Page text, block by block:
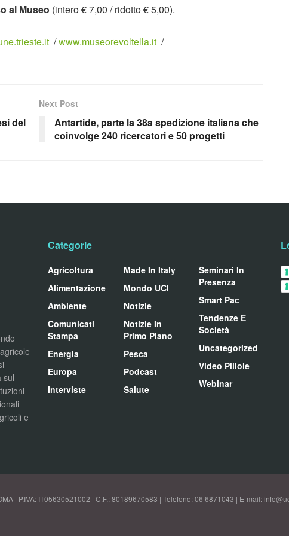
al Museo (intero € 7,00 / ridotto € 5,00).
/www.museorevoltella.it /
del
Next Post
Antartide, parte la 38a spedizione italiana che
coinvolge 240 ricercatori e 50 progetti
sul
e
Categorie
Agricoltura
Alimentazione
Ambiente
Comunicati
Stampa
Energia
Europa
Interviste
Made In Italy
Mondo UCI
Notizie
Notizie In
Primo Piano
Pesca
Podcast
Salute
Seminari In
Presenza
Smart Pac
Tendenze E
Società
Uncategorized
Video Pillole
Webinar
| P.IVA: IT05630521002 | C.F.: 80189670583 | Telefono: 06 6871043 | E-mail: